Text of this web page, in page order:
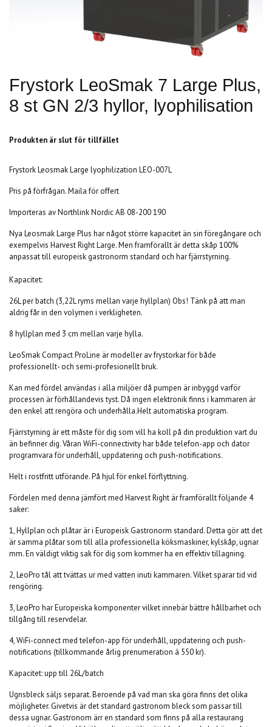
Frystork LeoSmak 7 Large Plus,
8 st GN 2/3 hyllor, lyophilisation
Produkten är slut för tillfället
Frystork Leosmak Large lyophilization LEO-007L
Pris på förfrågan. Maila för offert
Importeras av Northlink Nordic AB 08-200 190
Nya Leosmak Large Plus har något större kapacitet än sin föregångare och
exempelvis Harvest Right Large. Men framförallt är detta skåp 100%
anpassat till europeisk gastronorm standard och har fjärrstyrning.
Kapacitet:
26L per batch (3,22L ryms mellan varje hyllplan) Obs! Tänk på att man
aldrig får in den volymen i verkligheten.
8 hyllplan med 3 cm mellan varje hylla.
LeoSmak Compact ProLine är modeller av frystorkar för både
professionellt- och semi-profesionellt bruk.
Kan med fördel användas i alla miljöer då pumpen är inbyggd varför
processen är förhållandevis tyst. Då ingen elektronik finns i kammaren är
den enkel att rengöra och underhålla.Helt automatiska program.
Fjärrstyrning är ett måste för dig som vill ha koll på din produktion vart du
än befinner dig. Våran WiFi-connectivity har både telefon-app och dator
programvara för underhåll, uppdatering och push-notifications.
Helt i rostfritt utförande. På hjul för enkel förflyttning.
Fördelen med denna jämfört med Harvest Right är framförallt följande 4
saker:
1, Hyllplan och plåtar är i Europeisk Gastronorm standard. Detta gör att det
är samma plåtar som till alla professionella köksmaskiner, kylskåp, ugnar
mm. En väldigt viktig sak för dig som kommer ha en effektiv tillagning.
2, LeoPro tål att tvättas ur med vatten inuti kammaren. Vilket sparar tid vid
rengöring.
3, LeoPro har Europeiska komponenter vilket innebär bättre hållbarhet och
tillgång till reservdelar.
4, WiFi-connect med telefon-app för underhåll, uppdatering och push-
notifications (tillkommande årlig prenumeration á 550 kr).
Kapacitet: upp till 26L/batch
Ugnsbleck säljs separat. Beroende på vad man ska göra finns det olika
möjligheter. Givetvis är det standard gastronom bleck som passar till
dessa ugnar. Gastronom ärr en standard som finns på alla restaurang